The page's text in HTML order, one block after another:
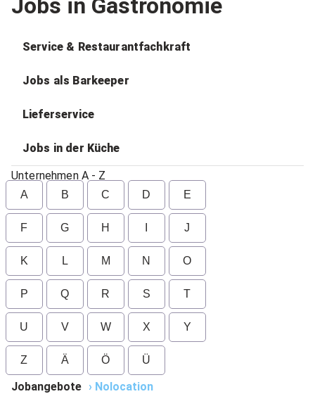
Jobs in Gastronomie
Service & Restaurantfachkraft
Jobs als Barkeeper
Lieferservice
Jobs in der Küche
Unternehmen A - Z
A B C D E
F G H J
K L M N O
P Q R S T
U V W X Y
Z Ä Ö Ü
Jobangebote › Nolocation